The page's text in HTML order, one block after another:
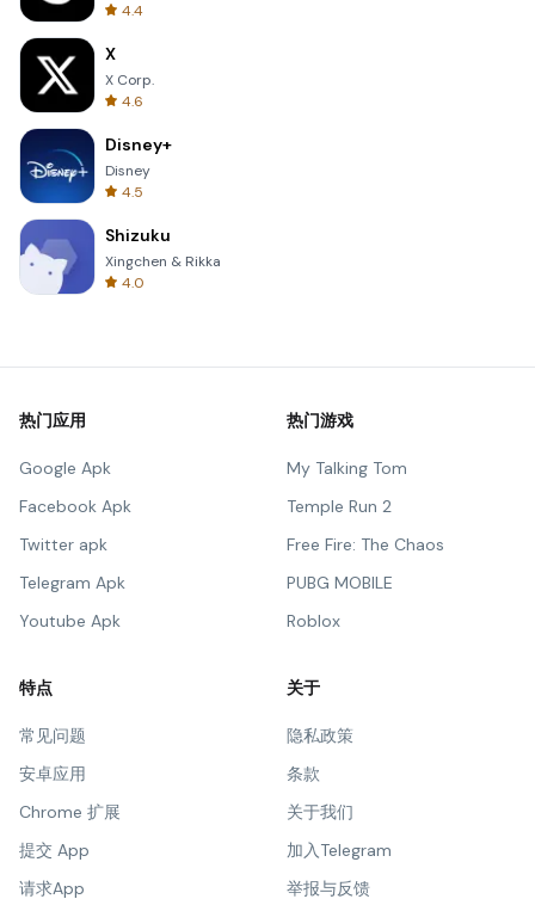
4.4
X
X Corp.
4.6
Disney+
Disney
4.5
Shizuku
Xingchen & Rikka
4.0
热门应用
Google Apk
Facebook Apk
Twitter apk
Telegram Apk
Youtube Apk
热门游戏
My Talking Tom
Temple Run 2
Free Fire: The Chaos
PUBG MOBILE
Roblox
特点
常见问题
安卓应用
Chrome 扩展
提交 App
请求App
关于
隐私政策
条款
关于我们
加入Telegram
举报与反馈